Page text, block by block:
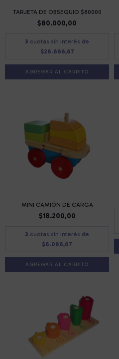
TARJETA DE OBSEQUIO $80000
$80.000,00
3 cuotas sin interés de
$26.666,67
MINI CAMIÓN DE CARGA
$18.200,00
3 cuotas sin interés de
$6.066,67